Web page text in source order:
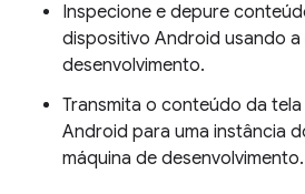
Inspecione e depure
dispositivo Android usando a
desenvolvimento.
Transmita o conteúdo da
Android para uma instância
máquina de desenvolvimento.